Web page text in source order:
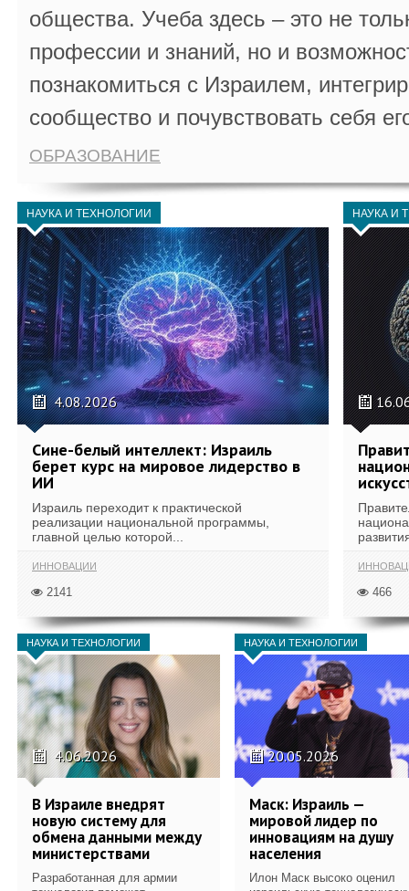
общества. Учеба здесь – это не
профессии и знаний, но и
познакомиться с Израилем,
сообщество и почувствовать себя
ОБРАЗОВАНИЕ
НАУКА И ТЕХНОЛОГИИ
4.08.2026
Сине-белый интеллект: Израиль
берет курс на мировое лидерство в
ИИ
Израиль переходит к практической
реализации национальной программы,
главной целью которой...
ИННОВАЦИИ
2141
НАУКА И
466
НАУКА И ТЕХНОЛОГИИ
4.06.2026
В Израиле внедрят
новую систему для
обмена данными между
министерствами
Разработанная для армии
НАУКА И ТЕХНОЛОГИИ
20.05.2026
Маск: Израиль —
мировой лидер по
инновациям на душу
населения
Илон Маск высоко оценил